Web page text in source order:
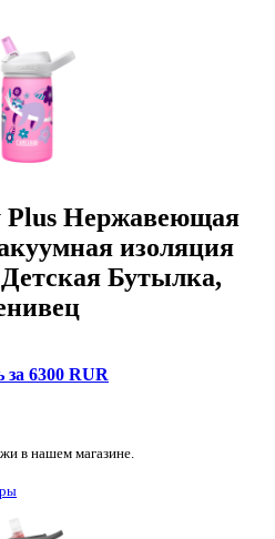
Plus Нержавеющая
изоляция
Бутылка,
за 6300 RUR
в нашем магазине.